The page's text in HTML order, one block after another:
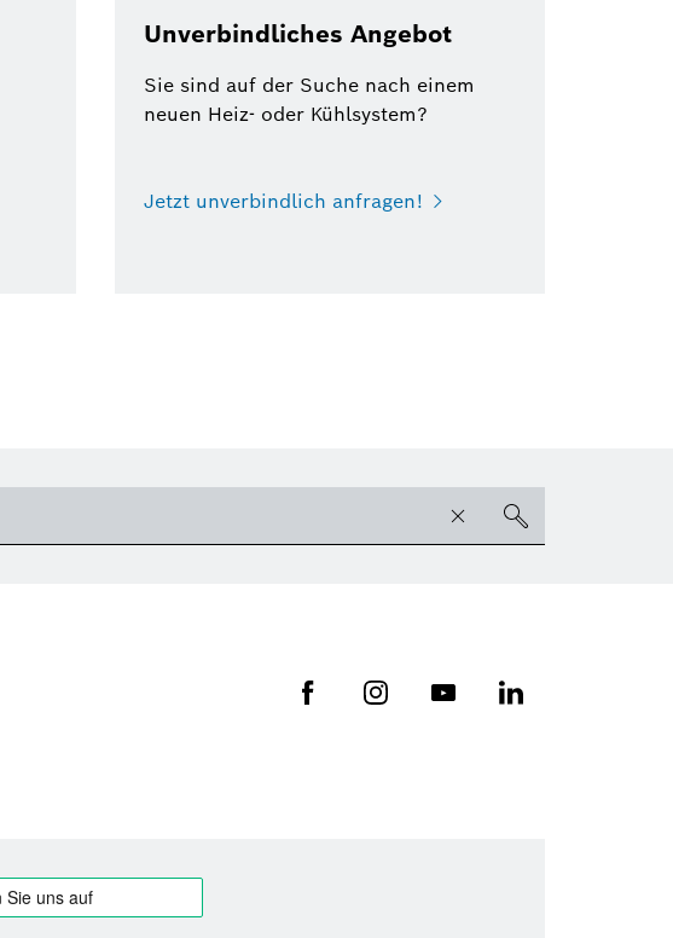
Unverbindliches Angebot
Sie sind auf der Suche nach einem
neuen Heiz- oder Kühlsystem?
Jetzt unverbindlich anfragen!